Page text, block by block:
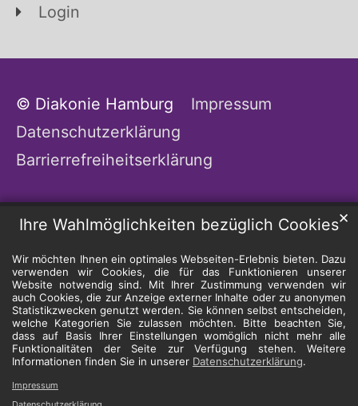
Ihre Wahlmöglichkeiten bezüglich Cookies
Wir möchten Ihnen ein optimales Webseiten-Erlebnis bieten. Dazu
verwenden wir Cookies, die für das Funktionieren unserer
Website notwendig sind. Mit Ihrer Zustimmung verwenden wir
auch Cookies, die zur Anzeige externer Inhalte oder zu anonymen
Statistikzwecken genutzt werden. Sie können selbst entscheiden,
welche Kategorien Sie zulassen möchten. Bitte beachten Sie,
dass auf Basis Ihrer Einstellungen womöglich nicht mehr alle
Funktionalitäten der Seite zur Verfügung stehen. Weitere
Informationen finden Sie in unserer Datenschutzerklärung.
✕
Impressum
Login
© Diakonie Hamburg
Impressum
Datenschutzerklärung
Barrierrefreiheitserklärung